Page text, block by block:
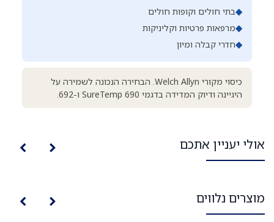
◆בתי חולים וקופות חולים
◆מרפאות פרטיות וקליניקות
◆חדרי קבלה ומיון
כיסוי מקורי Welch Allyn. הבחירה הנכונה לשמירה על
היגיינה ודיוק המדידה בדגמי SureTemp 690 ו-692.
אולי יעניין אתכם
מוצרים נלווים